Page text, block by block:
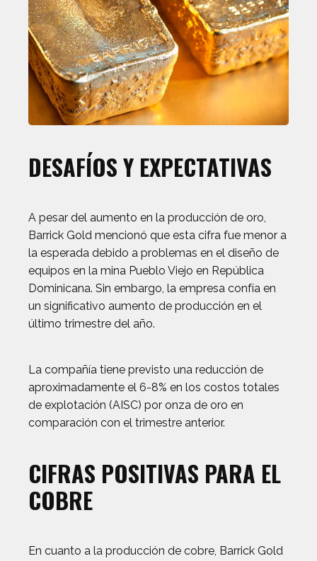
DESAFÍOS Y EXPECTATIVAS
A pesar del aumento en la producción de oro,
Barrick Gold mencionó que esta cifra fue menor a
la esperada debido a problemas en el diseño de
equipos en la mina Pueblo Viejo en República
Dominicana. Sin embargo, la empresa confía en
un significativo aumento de producción en el
último trimestre del año.
La compañía tiene previsto una reducción de
aproximadamente el 6-8% en los costos totales
de explotación (AISC) por onza de oro en
comparación con el trimestre anterior.
CIFRAS POSITIVAS PARA EL
COBRE
En cuanto a la producción de cobre, Barrick Gold